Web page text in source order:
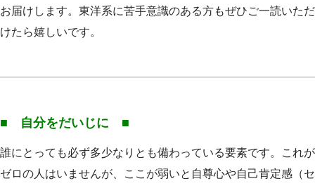
お届けします。東洋系に苦手意識のある方もぜひご一読いただ
けたら嬉しいです。
■ 自分をだいじに ■
誰にとっても必ず多少なりとも備わっている要素です。これが
ゼロの人はいませんが、ここが弱いと自尊心や自己肯定感（セ